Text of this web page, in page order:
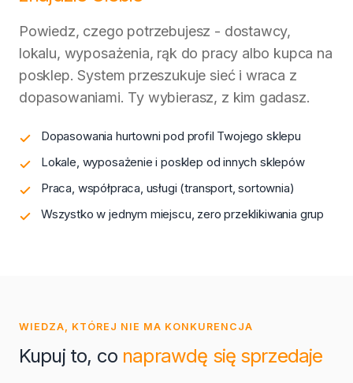
Powiedz, czego potrzebujesz - dostawcy,
lokalu, wyposażenia, rąk do pracy albo kupca na
posklep. System przeszukuje sieć i wraca z
dopasowaniami. Ty wybierasz, z kim gadasz.
Dopasowania hurtowni pod profil Twojego sklepu
Lokale, wyposażenie i posklep od innych sklepów
Praca, współpraca, usługi (transport, sortownia)
Wszystko w jednym miejscu, zero przeklikiwania grup
WIEDZA, KTÓREJ NIE MA KONKURENCJA
Kupuj to, co naprawdę się sprzedaje